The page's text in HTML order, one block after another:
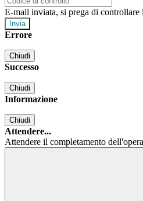
E-mail inviata, si prega di controllare
Errore
Chiudi
Successo
Chiudi
Informazione
Chiudi
Attendere...
Attendere il completamento